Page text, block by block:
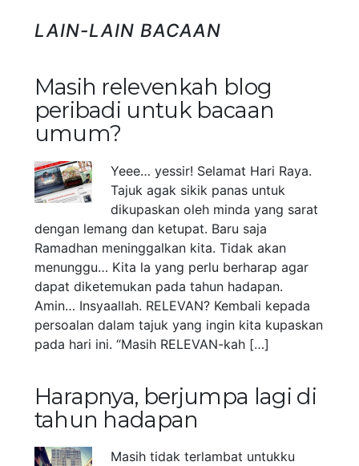
LAIN-LAIN BACAAN
Masih relevenkah blog
peribadi untuk bacaan
umum?
Yeee… yessir! Selamat Hari Raya.
Tajuk agak sikik panas untuk
dikupaskan oleh minda yang sarat
dengan lemang dan ketupat. Baru saja
Ramadhan meninggalkan kita. Tidak akan
menunggu… Kita la yang perlu berharap agar
dapat diketemukan pada tahun hadapan.
Amin… Insyaallah. RELEVAN? Kembali kepada
persoalan dalam tajuk yang ingin kita kupaskan
pada hari ini. “Masih RELEVAN-kah […]
Harapnya, berjumpa lagi di
tahun hadapan
Masih tidak terlambat untukku